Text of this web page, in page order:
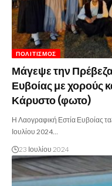
ΠΟΛΙΤΙΣΜΌΣ
Μάγεψε την
Ευβοίας με χορούς
Κάρυστο (φωτο)
Η Λαογραφική Εστία Ευβοίας
Ιουλίου 2024…
23 Ιουλίου 2024